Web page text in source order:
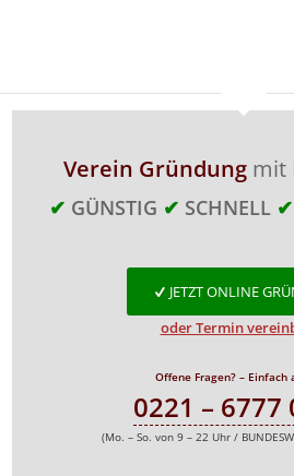
Verein Gründungmit
✔ GÜNSTIG ✔ SCHNELL ✔
JETZT ONLINE
oder Termin
Offene Fragen? – Einfach
0221 – 6777
(Mo. – So. von 9 – 22 Uhr /